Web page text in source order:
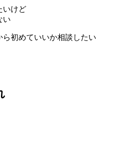
いけど
い
初めていいか相談したい